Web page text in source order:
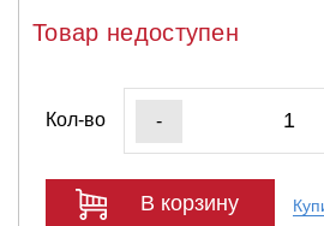
Товар недоступен
Кол-во -
В корзину